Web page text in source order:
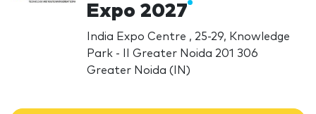
Expo 2027
India Expo Centre , 25-29, Knowledge
Park - II Greater Noida 201 306
Greater Noida (IN)